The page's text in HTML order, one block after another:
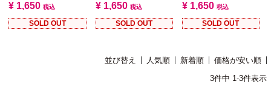
¥ 1,650 税込
SOLD OUT
¥ 1,650 税込
SOLD OUT
¥ 1,650 税込
SOLD OUT
並び替え 人気順 新着順
価格が安い順
3件中 1-3件表示